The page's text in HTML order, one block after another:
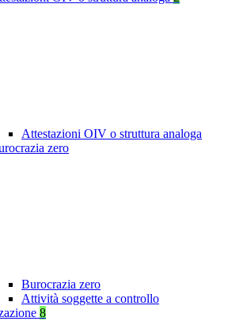
Attestazioni OIV o struttura analoga
zero
Burocrazia zero
Attività soggette a controllo
8